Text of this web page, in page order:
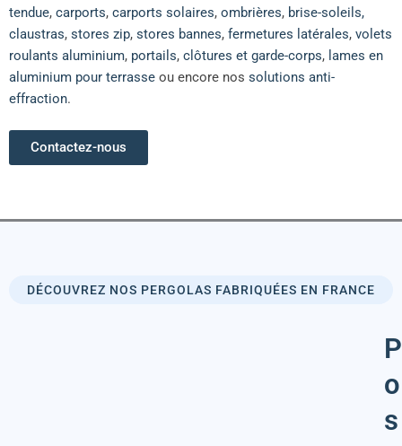
tendue, carports, carports solaires, ombrières, brise-soleils,
claustras, stores zip, stores bannes, fermetures latérales, volets
roulants aluminium, portails, clôtures et garde-corps, lames en
aluminium pour terrasse ou encore nos solutions anti-
effraction.
Contactez-nous
DÉCOUVREZ NOS PERGOLAS FABRIQUÉES EN FRANCE
P
o
s